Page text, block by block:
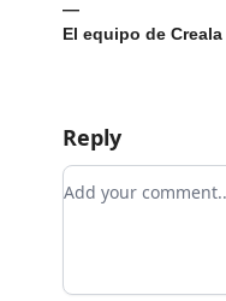
—
El equipo de Creala
Reply
Add your comment